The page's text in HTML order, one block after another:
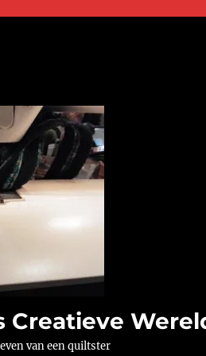
Creatieve
van een quiltster